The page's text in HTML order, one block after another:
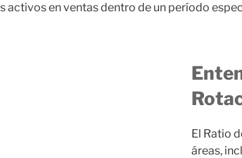
activos en ventas dentro de un período
El Ratio
áreas,